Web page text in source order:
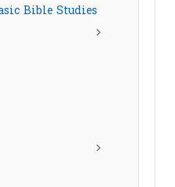
Bible Studies